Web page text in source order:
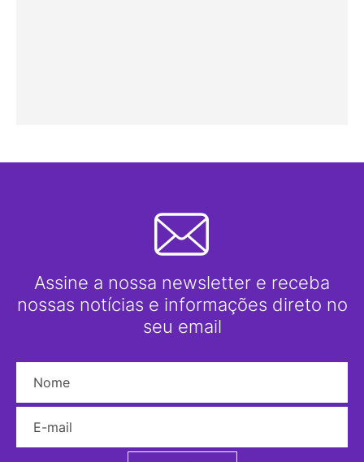
Assine a nossa newsletter e receba
nossas notícias e informações direto no
seu email